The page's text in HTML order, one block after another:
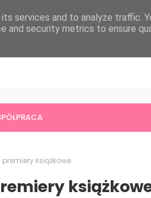
książkowe
services and to analyze traffic.
and security metrics to ensure